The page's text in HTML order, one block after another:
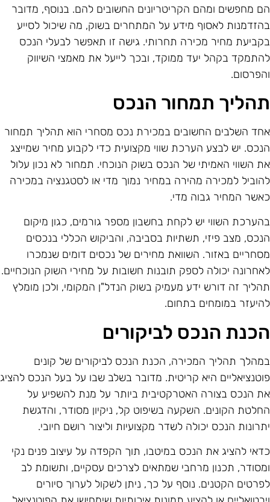
מחפשים ומהם הקריטריונים החשובים להם. בנוסף, מדובר
לאסוף מידע על המתחרים בשוק, מה שיכול לסייע
מחיר מכירה תחרותי. גישה זו תאפשר לבעלי הנכס
בקהל יעד ממוקד, ובכך לייעל את מאמצי השיווק
תמחור הנכס
השלבים החשובים במכירת נכס מסחרי הוא תהליך תמחור
יש לבצע הערכת שווי מקצועית כדי לקבוע מחיר שמייצג
השווי האמיתי של הנכס בשוק הנוכחי. תמחור לא נכון עלול
למכירה מהירה במחיר נמוך מדי או לסטגנציה במכירה
המחיר גבוה מדי.
השווי יש לקחת בחשבון מספר גורמים, כגון מיקום
מצב פיזי, תשתיות בסביבה, והביקוש הכללי בנכסים
באזור. השוואת מחירים של נכסים דומים שנמכרו
יכולה לספק תובנות חשובות על מחירי השוק הנוכחיים.
זה דורש ידע מעמיק בשוק הנדל"ן המקומי, ולכן מומלץ
במומחים בתחום.
הנכס לביקורים
תהליך המכירה, הכנת הנכס לביקורים של קונים
היא קריטית. מדובר בשלב שבו על בעל הנכס להציג
הנכס בצורה האטרקטיבית ביותר על מנת להשפיע על
הקונים. השקעה בשיפוט קל, ניקיון מסודר, והדגשת
הנכס יכולה לשדר מקצועיות וליצור רושם חיובי.
להציג את הנכס במיטבו, תוך הקפדה על עיצוב פנים נקי
תכנון מרחבי שמתאים לצרכים עסקיים, ותשומת לב
הקטנים. נוסף על כך, ניתן לשקול לערוך סיורים